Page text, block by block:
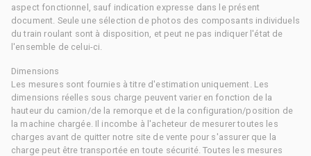
aspect fonctionnel, sauf indication expresse dans le présent
document. Seule une sélection de photos des composants individuels
du train roulant sont à disposition, et peut ne pas indiquer l'état de
l'ensemble de celui-ci.
Dimensions
Les mesures sont fournies à titre d'estimation uniquement. Les
dimensions réelles sous charge peuvent varier en fonction de la
hauteur du camion/de la remorque et de la configuration/position de
la machine chargée. Il incombe à l'acheteur de mesurer toutes les
charges avant de quitter notre site de vente pour s'assurer que la
charge peut être transportée en toute sécurité. Toutes les mesures